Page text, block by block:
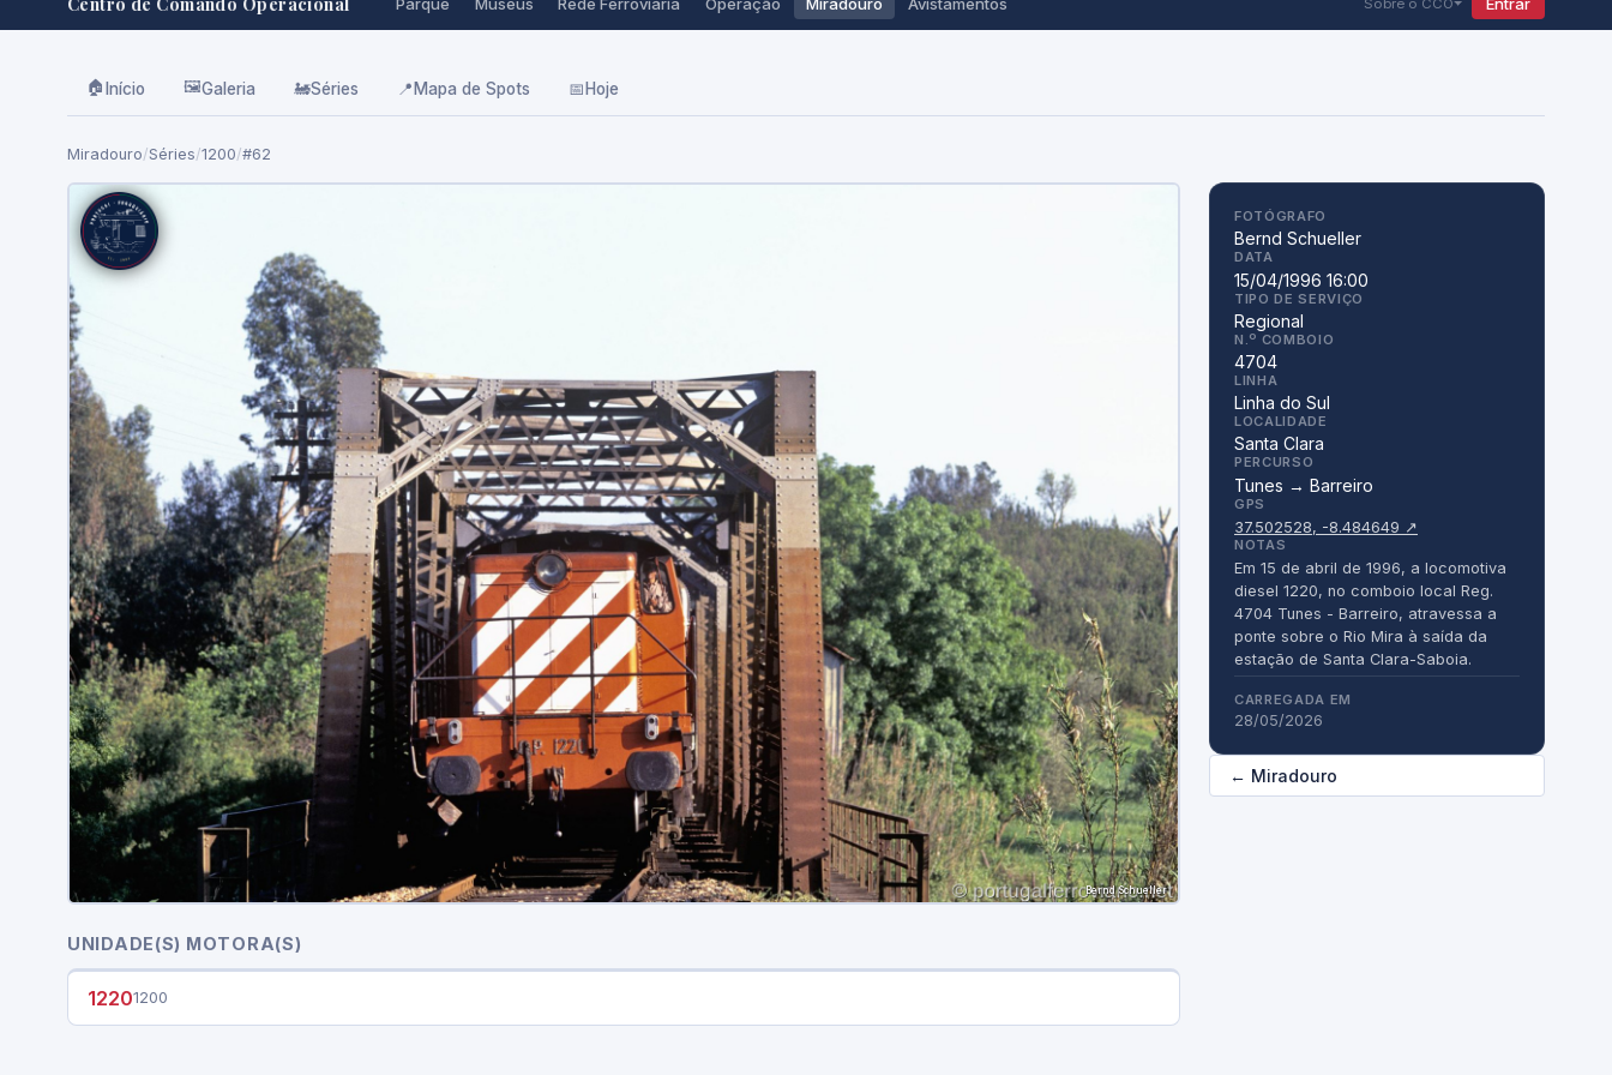
Sobre o CCO
🏠Início 🖼️Galeria 🚂Séries 📍Mapa de Spots 📅Hoje
Miradouro/Séries/1200/#62
Bernd Schueller
UNIDADE(S) MOTORA(S)
12201200
FOTÓGRAFO
Bernd Schueller
DATA
15/04/1996 16:00
TIPO DE SERVIÇO
Regional
N.º COMBOIO
4704
LINHA
Linha do Sul
LOCALIDADE
Santa Clara
PERCURSO
Tunes → Barreiro
GPS
37.502528, -8.484649 ↗
NOTAS
Em 15 de abril de 1996, a locomotiva
diesel 1220, no comboio local Reg.
4704 Tunes - Barreiro, atravessa a
ponte sobre o Rio Mira à saída da
estação de Santa Clara-Saboia.
CARREGADA EM
28/05/2026
← Miradouro